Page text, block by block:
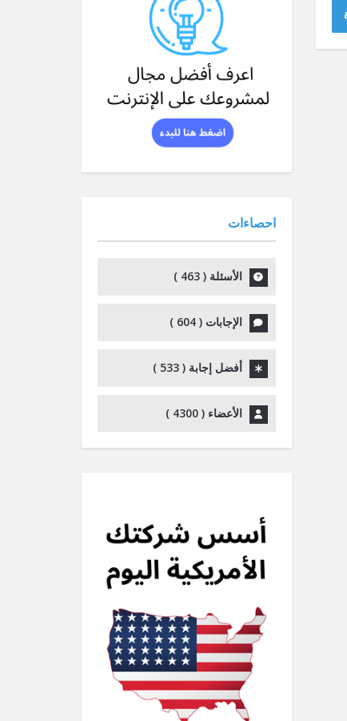
احصاءات
الأسئلة (463
)
الإجابات (604
)
أفضل إجابة (533
)
الأعضاء (4300
)